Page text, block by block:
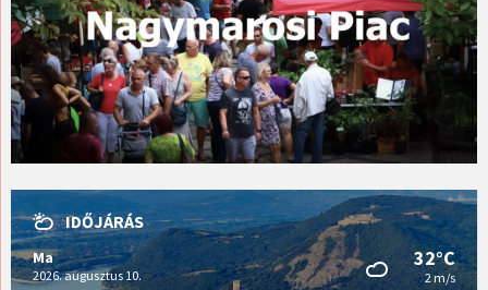
IDŐJÁRÁS
Ma
2026. augusztus 10.
32°C
2 m/s